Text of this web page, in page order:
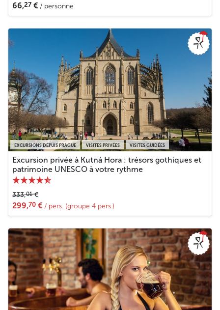
66,27 € / personne
EXCURSIONS DEPUIS PRAGUE VISITES PRIVÉES VISITES GUIDÉES
Excursion privée à Kutná Hora : trésors gothiques et
patrimoine UNESCO à votre rythme
333,01€
299,70 € / pers. (groupe 4 pers.)